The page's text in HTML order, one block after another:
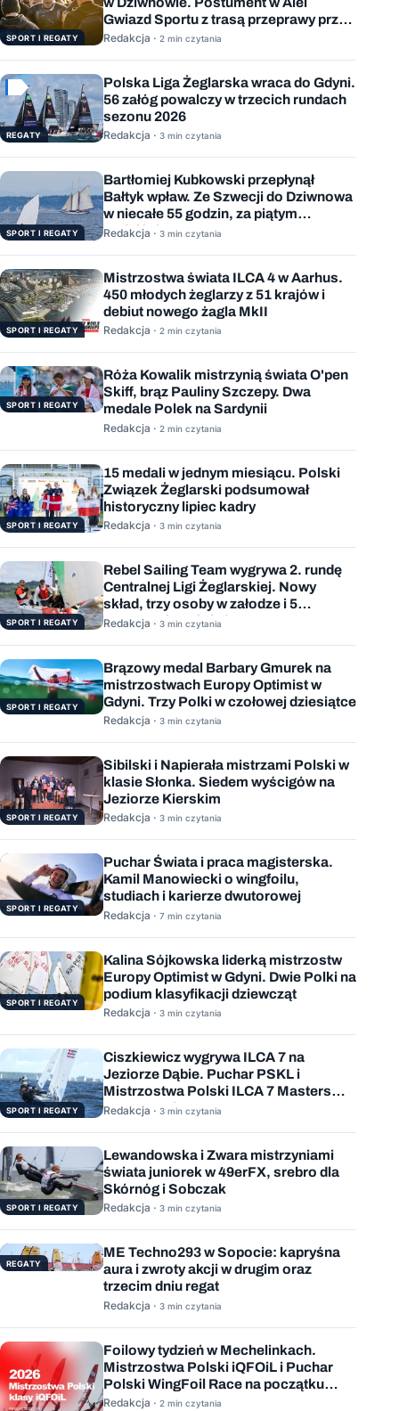
SPORT I REGATY
Gwiazd Sportu z trasą przeprawy przez
Bałtyk
Redakcja · 2 min czytania
REGATY
Polska Liga Żeglarska wraca do Gdyni.
56 załóg powalczy w trzecich rundach
sezonu 2026
Redakcja · 3 min czytania
SPORT I REGATY
Bartłomiej Kubkowski przepłynął
Bałtyk wpław. Ze Szwecji do Dziwnowa
w niecałe 55 godzin, za piątym
podejściem
Redakcja · 3 min czytania
SPORT I REGATY
Mistrzostwa świata ILCA 4 w Aarhus.
450 młodych żeglarzy z 51 krajów i
debiut nowego żagla MkII
Redakcja · 2 min czytania
SPORT I REGATY
Róża Kowalik mistrzynią świata O'pen
Skiff, brąz Pauliny Szczepy. Dwa
medale Polek na Sardynii
Redakcja · 2 min czytania
SPORT I REGATY
15 medali w jednym miesiącu. Polski
Związek Żeglarski podsumował
historyczny lipiec kadry
Redakcja · 3 min czytania
SPORT I REGATY
Rebel Sailing Team wygrywa 2. rundę
Centralnej Ligi Żeglarskiej. Nowy
skład, trzy osoby w załodze i 5
wygranych wyścigów
Redakcja · 3 min czytania
SPORT I REGATY
Brązowy medal Barbary Gmurek na
mistrzostwach Europy Optimist w
Gdyni. Trzy Polki w czołowej dziesiątce
Redakcja · 3 min czytania
SPORT I REGATY
Sibilski i Napierała mistrzami Polski w
klasie Słonka. Siedem wyścigów na
Jeziorze Kierskim
Redakcja · 3 min czytania
SPORT I REGATY
Puchar Świata i praca magisterska.
Kamil Manowiecki o wingfoilu,
studiach i karierze dwutorowej
Redakcja · 7 min czytania
SPORT I REGATY
Kalina Sójkowska liderką mistrzostw
Europy Optimist w Gdyni. Dwie Polki na
podium klasyfikacji dziewcząt
Redakcja · 3 min czytania
SPORT I REGATY
Ciszkiewicz wygrywa ILCA 7 na
Jeziorze Dąbie. Puchar PSKL i
Mistrzostwa Polski ILCA 7 Masters
rozstrzygnięte
Redakcja · 3 min czytania
SPORT I REGATY
Lewandowska i Zwara mistrzyniami
świata juniorek w 49erFX, srebro dla
Skórnóg i Sobczak
Redakcja · 3 min czytania
REGATY
ME Techno293 w Sopocie: kapryśna
aura i zwroty akcji w drugim oraz
trzecim dniu regat
Redakcja · 3 min czytania
Foilowy tydzień w Mechelinkach.
Mistrzostwa Polski iQFOiL i Puchar
Polski WingFoil Race na początku
sierpnia
Redakcja · 2 min czytania